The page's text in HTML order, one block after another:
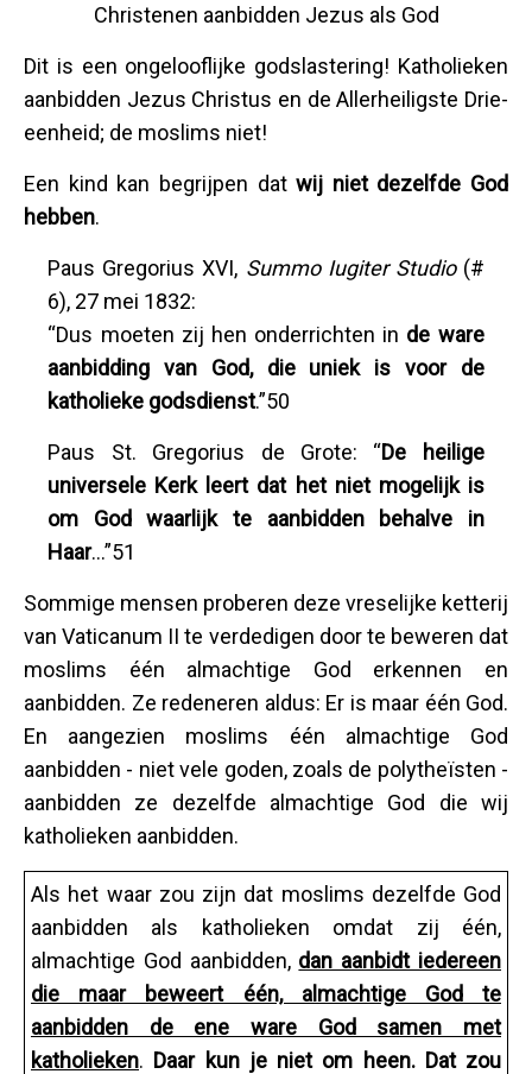
Christenen aanbidden Jezus als God
Dit is een ongelooflijke godslastering! Katholieken
aanbidden Jezus Christus en de Allerheiligste Drie-
eenheid; de moslims niet!
Een kind kan begrijpen datwij niet dezelfde God
hebben.
Paus Gregorius XVI, Summo Iugiter Studio (#
6), 27 mei 1832:
“Dus moeten zij hen onderrichten in de ware
aanbidding van God, die uniek is voor de
katholieke godsdienst.”50
Paus St. Gregorius de Grote: “De heilige
universele Kerk leert dat het niet mogelijk is
om God waarlijk te aanbidden behalve in
Haar...”51
Sommige mensen proberen deze vreselijke ketterij
van Vaticanum II te verdedigen door te beweren dat
moslims één almachtige God erkennen en
aanbidden. Ze redeneren aldus: Er is maar één God.
En aangezien moslims één almachtige God
aanbidden - niet vele goden, zoals de polytheïsten -
aanbidden ze dezelfde almachtige God die wij
katholieken aanbidden.
Als het waar zou zijn dat moslims dezelfde God
aanbidden als katholieken omdat zij één,
almachtige God aanbidden, dan aanbidt iedereen
die maar beweert één, almachtige God te
aanbidden de ene ware God samen met
katholieken. Daar kun je niet om heen. Dat zou